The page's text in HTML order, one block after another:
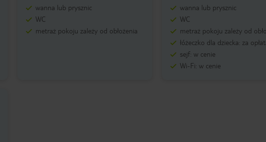
wanna lub prysznic
WC
metraż pokoju zależy od obłożenia
wanna lub prysznic
WC
metraż pokoju zależy od
łóżeczko dla dziecka: za
sejf: w cenie
Wi-Fi: w cenie